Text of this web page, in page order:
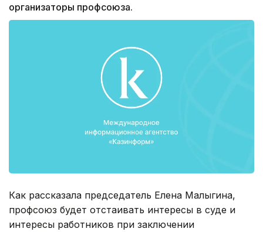
организаторы профсоюза.
Как рассказала председатель Елена Малыгина,
профсоюз будет отстаивать интересы в суде и
интересы работников при заключении